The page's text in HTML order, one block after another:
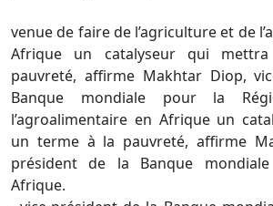
venue de faire de l’agriculture et de
Afrique un catalyseur qui
pauvreté, affirme Makhtar Diop,
Banque mondiale pour la
l’agroalimentaire en Afrique un
un terme à la pauvreté, affirme
président de la Banque
Afrique.